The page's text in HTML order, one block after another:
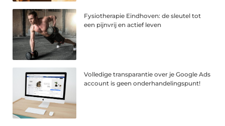
Fysiotherapie Eindhoven: de sleutel tot
een pijnvrij en actief leven
Volledige transparantie over je Google Ads
account is geen onderhandelingspunt!